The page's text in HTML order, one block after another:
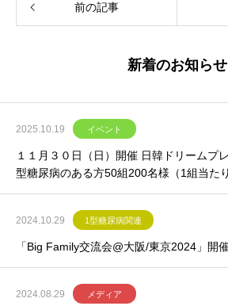
前の記事
新着のお知らせ
2025.10.19 イベント
１１月３０日（日）開催 日韓ドリームプ
型糖尿病のある方50組200名様（1組当た
2024.10.29 1型糖尿病関連
「Big Family交流会@大阪/東京2024」開
2024.08.29 メディア